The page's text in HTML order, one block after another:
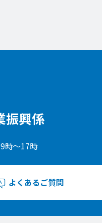
振興係
時〜17時
よくあるご質問